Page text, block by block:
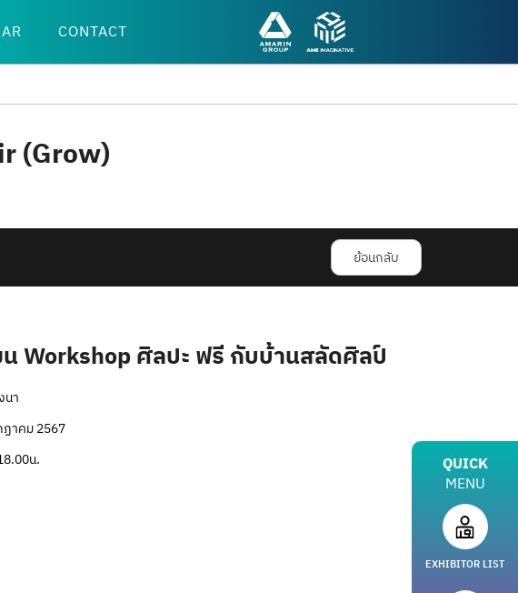
CONTACT
(Grow)
ย้อนกลับ
น Workshop ศิลปะ ฟรี กับบ้านสลัดศิลป์
นา
าคม 2567
น.
QUICK
MENU
EXHIBITOR LIST